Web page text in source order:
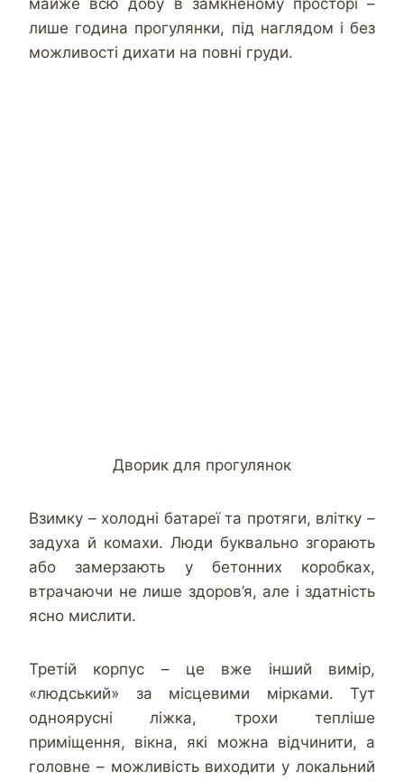
майже всю добу в замкненому просторі –
лише година прогулянки, під наглядом і без
можливості дихати на повні груди.
Дворик для прогулянок
Взимку – холодні батареї та протяги, влітку –
задуха й комахи. Люди буквально згорають
або замерзають у бетонних коробках,
втрачаючи не лише здоров’я, але і здатність
ясно мислити.
Третій корпус – це вже інший вимір,
«людський» за місцевими мірками. Тут
одноярусні ліжка, трохи тепліше
приміщення, вікна, які можна відчинити, а
головне – можливість виходити у локальний